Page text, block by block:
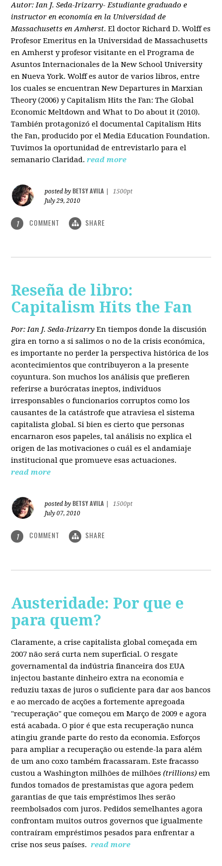
Autor: Ian J. Seda-Irizarry- Estudiante graduado e
instructor en economía en la Universidad de
Massachusetts en Amherst. El doctor Richard D. Wolff es
Profesor Emeritus en la Universidad de Massachusetts
en Amherst y profesor visitante en el Programa de
Asuntos Internacionales de la New School University
en Nueva York. Wolff es autor de varios libros, entre
los cuales se encuentran New Departures in Marxian
Theory (2006) y Capitalism Hits the Fan: The Global
Economic Meltdown and What to Do about it (2010).
También protagonizó el documental Capitalism Hits
the Fan, producido por el Media Education Foundation.
Tuvimos la oportunidad de entrevistarlo para el
semanario Claridad. read more
posted by BETSY AVILA
1500pt
July 29, 2010
1 COMMENT SHARE
Reseña de libro:
Capitalism Hits the Fan
Por: Ian J. Seda-Irizarry En tiempos donde la discusión
gira en torno a si salimos o no de la crisis económica,
es importante no perder la perspectiva histórica de los
acontecimientos que contribuyeron a la presente
coyuntura. Son muchos los análisis que prefieren
referirse a burócratas ineptos, individuos
irresponsables o funcionarios corruptos como los
causantes de la catástrofe que atraviesa el sistema
capitalista global. Si bien es cierto que personas
encarnaron esos papeles, tal análisis no explica el
origen de las motivaciones o cuál es el andamiaje
institucional que promueve esas actuaciones.
read more
posted by BETSY AVILA
1500pt
July 07, 2010
1 COMMENT SHARE
Austeridade: Por que e
para quem?
Claramente, a crise capitalista global começada em
2007 não será curta nem superficial. O resgate
governamental da indústria financeira dos EUA
injectou bastante dinheiro extra na economia e
reduziu taxas de juros o suficiente para dar aos bancos
e ao mercado de acções a fortemente apregoada
"recuperação" que começou em Março de 2009 e agora
está acabada. O pior é que esta recuperação nunca
atingiu grande parte do resto da economia. Esforços
para ampliar a recuperação ou estende-la para além
de um ano coxo também fracassaram. Este fracasso
custou a Washington milhões de milhões(trillions) em
fundos tomados de prestamistas que agora pedem
garantias de que tais empréstimos lhes serão
reembolsados com juros. Pedidos semelhantes agora
confrontam muitos outros governos que igualmente
contraíram empréstimos pesados para enfrentar a
crise nos seus países. read more